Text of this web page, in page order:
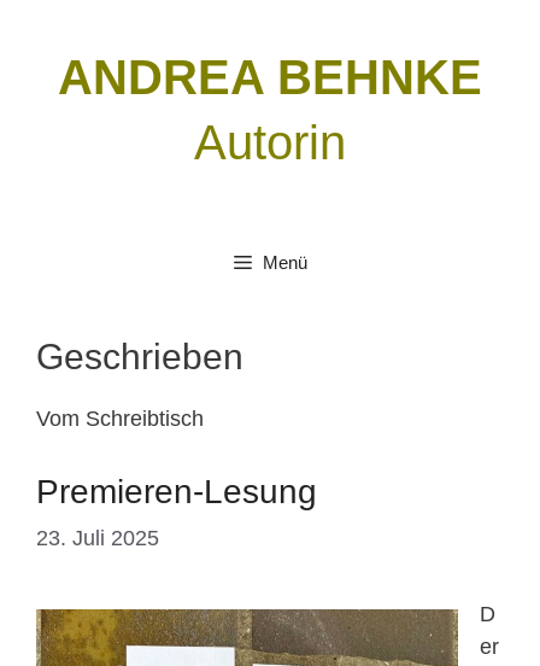
springenANDREA BEHNKE
Autorin
Menü
Geschrieben
Vom Schreibtisch
Premieren-Lesung
23. Juli 2025
D
er